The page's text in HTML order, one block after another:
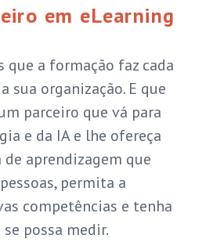
em eLearning
que a formação faz cada
sua organização. E que
parceiro que vá para
e da IA e lhe ofereça
aprendizagem que
permita a
competências e tenha
possa medir.